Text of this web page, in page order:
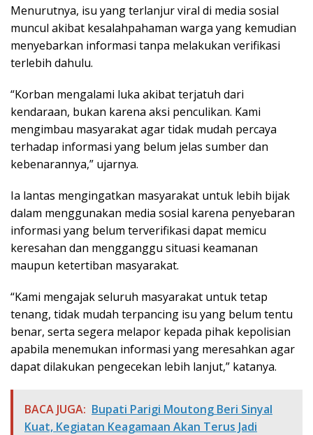
Menurutnya, isu yang terlanjur viral di media sosial
muncul akibat kesalahpahaman warga yang kemudian
menyebarkan informasi tanpa melakukan verifikasi
terlebih dahulu.
“Korban mengalami luka akibat terjatuh dari
kendaraan, bukan karena aksi penculikan. Kami
mengimbau masyarakat agar tidak mudah percaya
terhadap informasi yang belum jelas sumber dan
kebenarannya,” ujarnya.
Ia lantas mengingatkan masyarakat untuk lebih bijak
dalam menggunakan media sosial karena penyebaran
informasi yang belum terverifikasi dapat memicu
keresahan dan mengganggu situasi keamanan
maupun ketertiban masyarakat.
“Kami mengajak seluruh masyarakat untuk tetap
tenang, tidak mudah terpancing isu yang belum tentu
benar, serta segera melapor kepada pihak kepolisian
apabila menemukan informasi yang meresahkan agar
dapat dilakukan pengecekan lebih lanjut,” katanya.
BACA JUGA: Bupati Parigi Moutong Beri Sinyal
Kuat, Kegiatan Keagamaan Akan Terus Jadi